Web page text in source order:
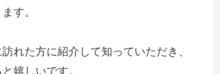
す。
れた方に紹介して知っていただき、
嬉しいです。